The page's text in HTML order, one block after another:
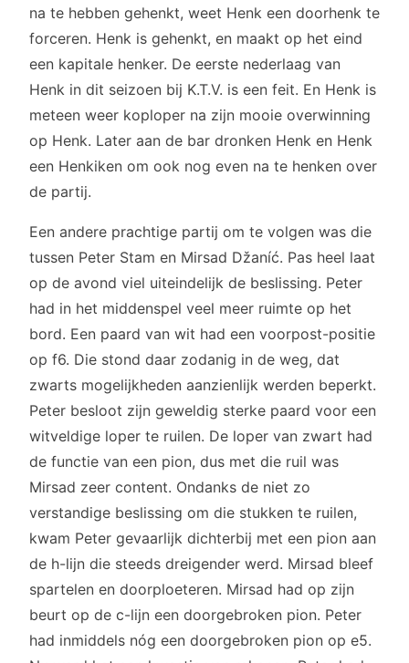
na te hebben gehenkt, weet Henk een doorhenk te
forceren. Henk is gehenkt, en maakt op het eind
een kapitale henker. De eerste nederlaag van
Henk in dit seizoen bij K.T.V. is een feit. En Henk is
meteen weer koploper na zijn mooie overwinning
op Henk. Later aan de bar dronken Henk en Henk
een Henkiken om ook nog even na te henken over
de partij.
Een andere prachtige partij om te volgen was die
tussen Peter Stam en Mirsad Džaníć. Pas heel laat
op de avond viel uiteindelijk de beslissing. Peter
had in het middenspel veel meer ruimte op het
bord. Een paard van wit had een voorpost-positie
op f6. Die stond daar zodanig in de weg, dat
zwarts mogelijkheden aanzienlijk werden beperkt.
Peter besloot zijn geweldig sterke paard voor een
witveldige loper te ruilen. De loper van zwart had
de functie van een pion, dus met die ruil was
Mirsad zeer content. Ondanks de niet zo
verstandige beslissing om die stukken te ruilen,
kwam Peter gevaarlijk dichterbij met een pion aan
de h-lijn die steeds dreigender werd. Mirsad bleef
spartelen en doorploeteren. Mirsad had op zijn
beurt op de c-lijn een doorgebroken pion. Peter
had inmiddels nóg een doorgebroken pion op e5.